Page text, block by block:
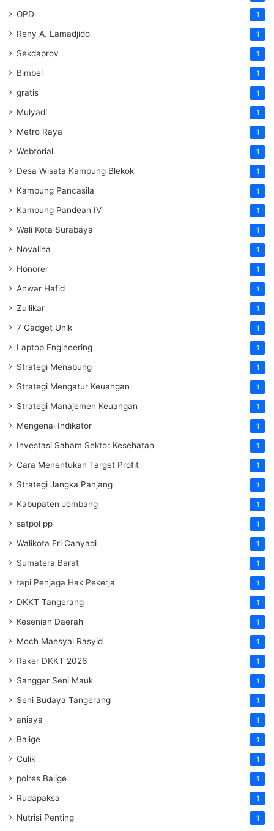
OPD 1
Reny A. Lamadjido 1
Sekdaprov 1
Bimbel 1
gratis 1
Mulyadi 1
Metro Raya 1
Webtorial 1
Desa Wisata Kampung Blekok 1
Kampung Pancasila 1
Kampung Pandean IV 1
Wali Kota Surabaya 1
Novalina 1
Honorer 1
Anwar Hafid 1
Zullikar 1
7 Gadget Unik 1
Laptop Engineering 1
Strategi Menabung 1
Strategi Mengatur Keuangan 1
Strategi Manajemen Keuangan 1
Mengenal Indikator 1
Investasi Saham Sektor Kesehatan 1
Cara Menentukan Target Profit 1
Strategi Jangka Panjang 1
Kabupaten Jombang 1
satpol pp 1
Walikota Eri Cahyadi 1
Sumatera Barat 1
tapi Penjaga Hak Pekerja 1
DKKT Tangerang 1
Kesenian Daerah 1
Moch Maesyal Rasyid 1
Raker DKKT 2026 1
Sanggar Seni Mauk 1
Seni Budaya Tangerang 1
aniaya 1
Balige 1
Culik 1
polres Balige 1
Rudapaksa 1
Nutrisi Penting 1